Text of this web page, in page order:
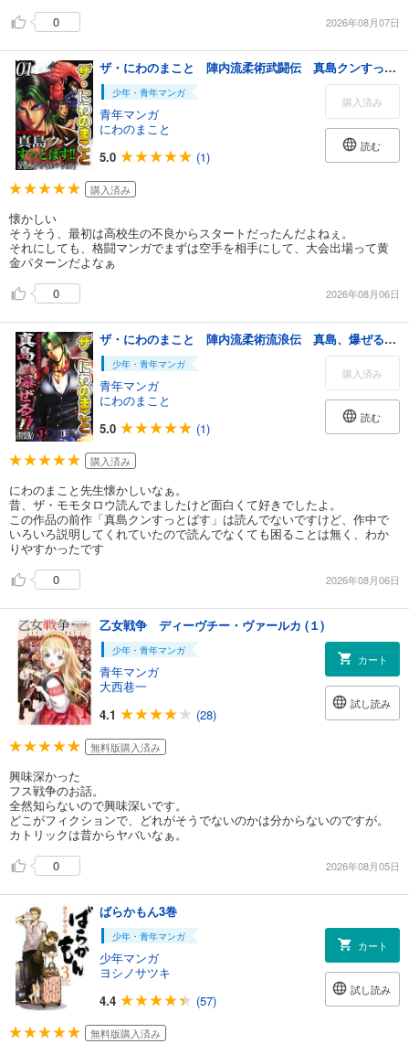
0
2026年08月07日
ザ・にわのまこと 陣内流柔術武闘伝 真島クンすっとばす！！<SP版>1
少年・青年マンガ
青年マンガ
にわのまこと
5.0
(1)
購入済み
読む
購入済み
懐かしい
そうそう、最初は高校生の不良からスタートだったんだよねぇ。
それにしても、格闘マンガでまずは空手を相手にして、大会出場って黄
金パターンだよなぁ
0
2026年08月06日
ザ・にわのまこと 陣内流柔術流浪伝 真島、爆ぜる！！1<特装版>
少年・青年マンガ
青年マンガ
にわのまこと
5.0
(1)
購入済み
読む
購入済み
にわのまこと先生懐かしいなぁ。
昔、ザ・モモタロウ読んでましたけど面白くて好きでしたよ。
この作品の前作「真島クンすっとばす」は読んでないですけど、作中で
いろいろ説明してくれていたので読んでなくても困ることは無く、わか
りやすかったです
0
2026年08月06日
乙女戦争 ディーヴチー・ヴァールカ (１)
少年・青年マンガ
青年マンガ
大西巷一
4.1
(28)
カート
試し読み
無料版購入済み
興味深かった
フス戦争のお話。
全然知らないので興味深いです。
どこがフィクションで、どれがそうでないのかは分からないのですが。
カトリックは昔からヤバいなぁ。
0
2026年08月05日
ばらかもん3巻
少年・青年マンガ
少年マンガ
ヨシノサツキ
4.4
(57)
カート
試し読み
無料版購入済み